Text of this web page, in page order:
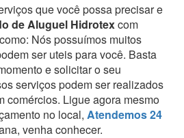
que você possa precisar e
de Aluguel Hidrotexcom
Nós possuímos muitos
ser uteis para você. Basta
e solicitar o seu
serviços podem ser realizados
comércios. Ligue agora mesmo
no local, Atendemos 24
venha conhecer.